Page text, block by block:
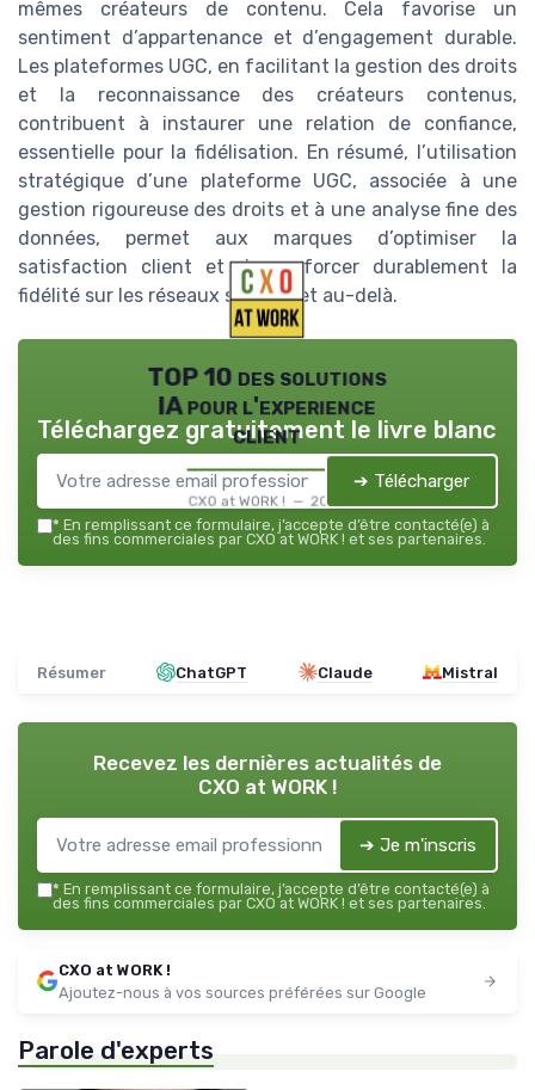
mêmes créateurs de contenu. Cela favorise un
sentiment d’appartenance et d’engagement durable.
Les plateformes UGC, en facilitant la gestion des droits
et la reconnaissance des créateurs contenus,
contribuent à instaurer une relation de confiance,
essentielle pour la fidélisation. En résumé, l’utilisation
stratégique d’une plateforme UGC, associée à une
gestion rigoureuse des droits et à une analyse fine des
données, permet aux marques d’optimiser la
satisfaction client et de renforcer durablement la
fidélité sur les réseaux sociaux et au-delà.
TOP 10 des solutions
IA pour l'experience
client
CXO at WORK ! — 2026
Téléchargez gratuitement le livre blanc
➔ Télécharger
* En remplissant ce formulaire, j’accepte d’être contacté(e) à
des fins commerciales par CXO at WORK ! et ses partenaires.
Résumer ChatGPT Claude Mistral
Recevez les dernières actualités de
CXO at WORK !
➔ Je m'inscris
* En remplissant ce formulaire, j’accepte d’être contacté(e) à
des fins commerciales par CXO at WORK ! et ses partenaires.
CXO at WORK !
Ajoutez-nous à vos sources préférées sur Google
Parole d'experts